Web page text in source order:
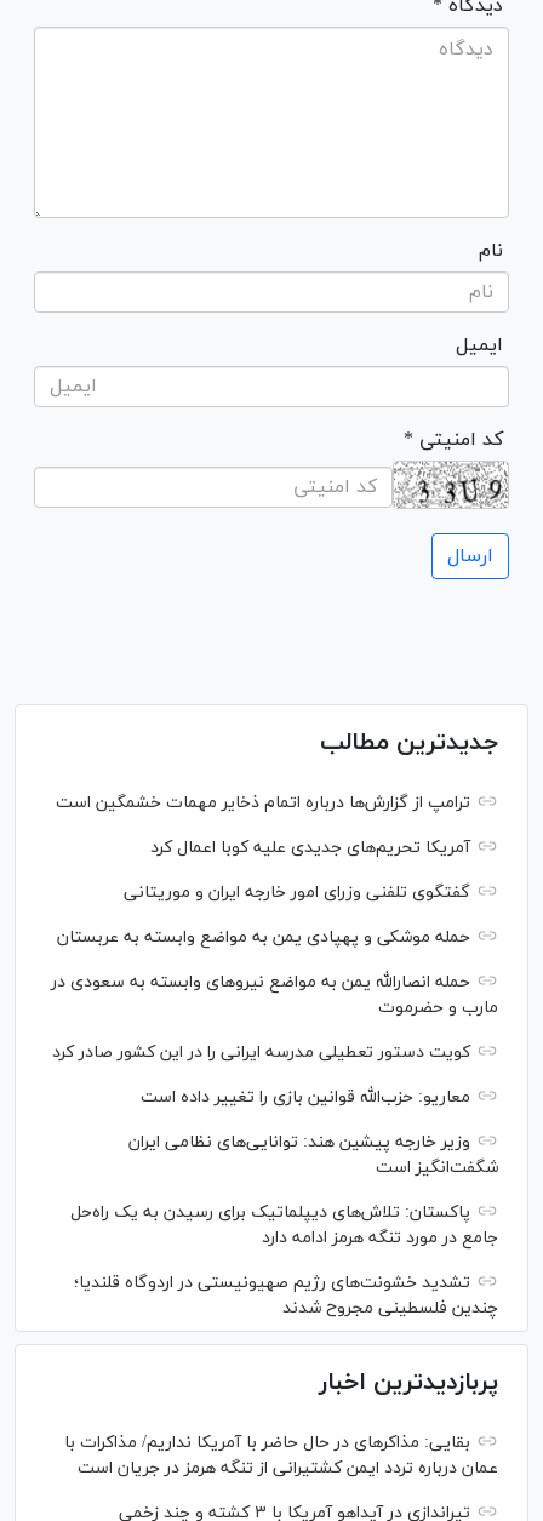
* دیدگاه
نام
ایمیل
* کد امنیتی
جدیدترین مطالب
ترامپ از گزارش‌ها درباره اتمام ذخایر مهمات خشمگین است
آمریکا تحریم‌های جدیدی علیه کوبا اعمال کرد
گفتگوی تلفنی وزرای امور خارجه ایران و موریتانی
حمله موشکی و پهپادی یمن به مواضع وابسته به عربستان
حمله انصارالله یمن به مواضع نیرو‌های وابسته به سعودی در
مارب و حضرموت
کویت دستور تعطیلی مدرسه ایرانی را در این کشور صادر کرد
معاریو: حزب‌الله قوانین بازی را تغییر داده است
وزیر خارجه پیشین هند: توانایی‌های نظامی ایران
شگفت‌انگیز است
پاکستان: تلاش‌های دیپلماتیک برای رسیدن به یک راه‌حل
جامع در مورد تنگه هرمز ادامه دارد
تشدید خشونت‌های رژیم صهیونیستی در اردوگاه قلندیا؛
چندین فلسطینی مجروح شدند
پربازدیدترین اخبار
بقایی: مذاکره‎ای در حال حاضر با آمریکا نداریم/ مذاکرات با
عمان درباره تردد ایمن کشتیرانی از تنگه هرمز در جریان است
تیراندازی در آیداهو آمریکا با ۳ کشته و چند زخمی